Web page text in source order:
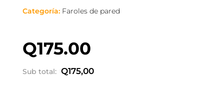
Categoría: Faroles de pared
Q175.00
Sub total: Q175,00